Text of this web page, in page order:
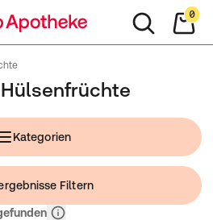
0
Kategorien
Filtern
Relevanz